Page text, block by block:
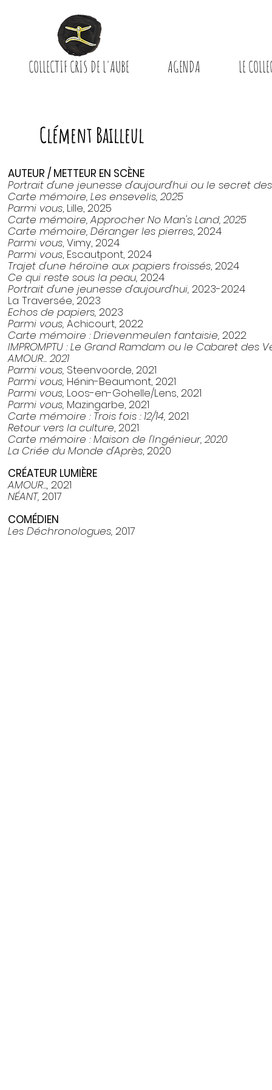
COLLECTIF CRIS DE L'AUBE AGENDA LE
Clément Bailleul
AUTEUR / METTEUR EN SCÈNE
Portrait d'une jeunesse d'aujourd'hui ou le secret
Carte mémoire, Les ensevelis, 2025
Parmi vous, Lille, 2025
Carte mémoire, Approcher No Man's Land, 2025
Carte mémoire, Déranger les pierres, 2024
Parmi vous, Vimy, 2024
Parmi vous, Escautpont, 2024
Trajet d'une héroïne aux papiers froissés, 2024
Ce qui reste sous la peau, 2024
Portrait d'une jeunesse d'aujourd'hui, 2023-2024
La Traversée, 2023
Echos de papiers, 2023
Parmi vous, Achicourt, 2022
Carte mémoire : Drievenmeulen fantaisie, 2022
IMPROMPTU : Le Grand Ramdam ou le Cabaret des
AMOUR... 2021
Parmi vous, Steenvoorde, 2021
Parmi vous, Hénin-Beaumont, 2021
Parmi vous, Loos-en-Gohelle/Lens, 2021
Parmi vous, Mazingarbe, 2021
Carte mémoire : Trois fois : 12/14, 2021
Retour vers la culture, 2021
Carte mémoire : Maison de l'Ingénieur, 2020
La Criée du Monde d'Après, 2020
CRÉATEUR LUMIÈRE
AMOUR..., 2021
​NÉANT, 2017
COMÉDIEN
Les Déchronologues, 2017